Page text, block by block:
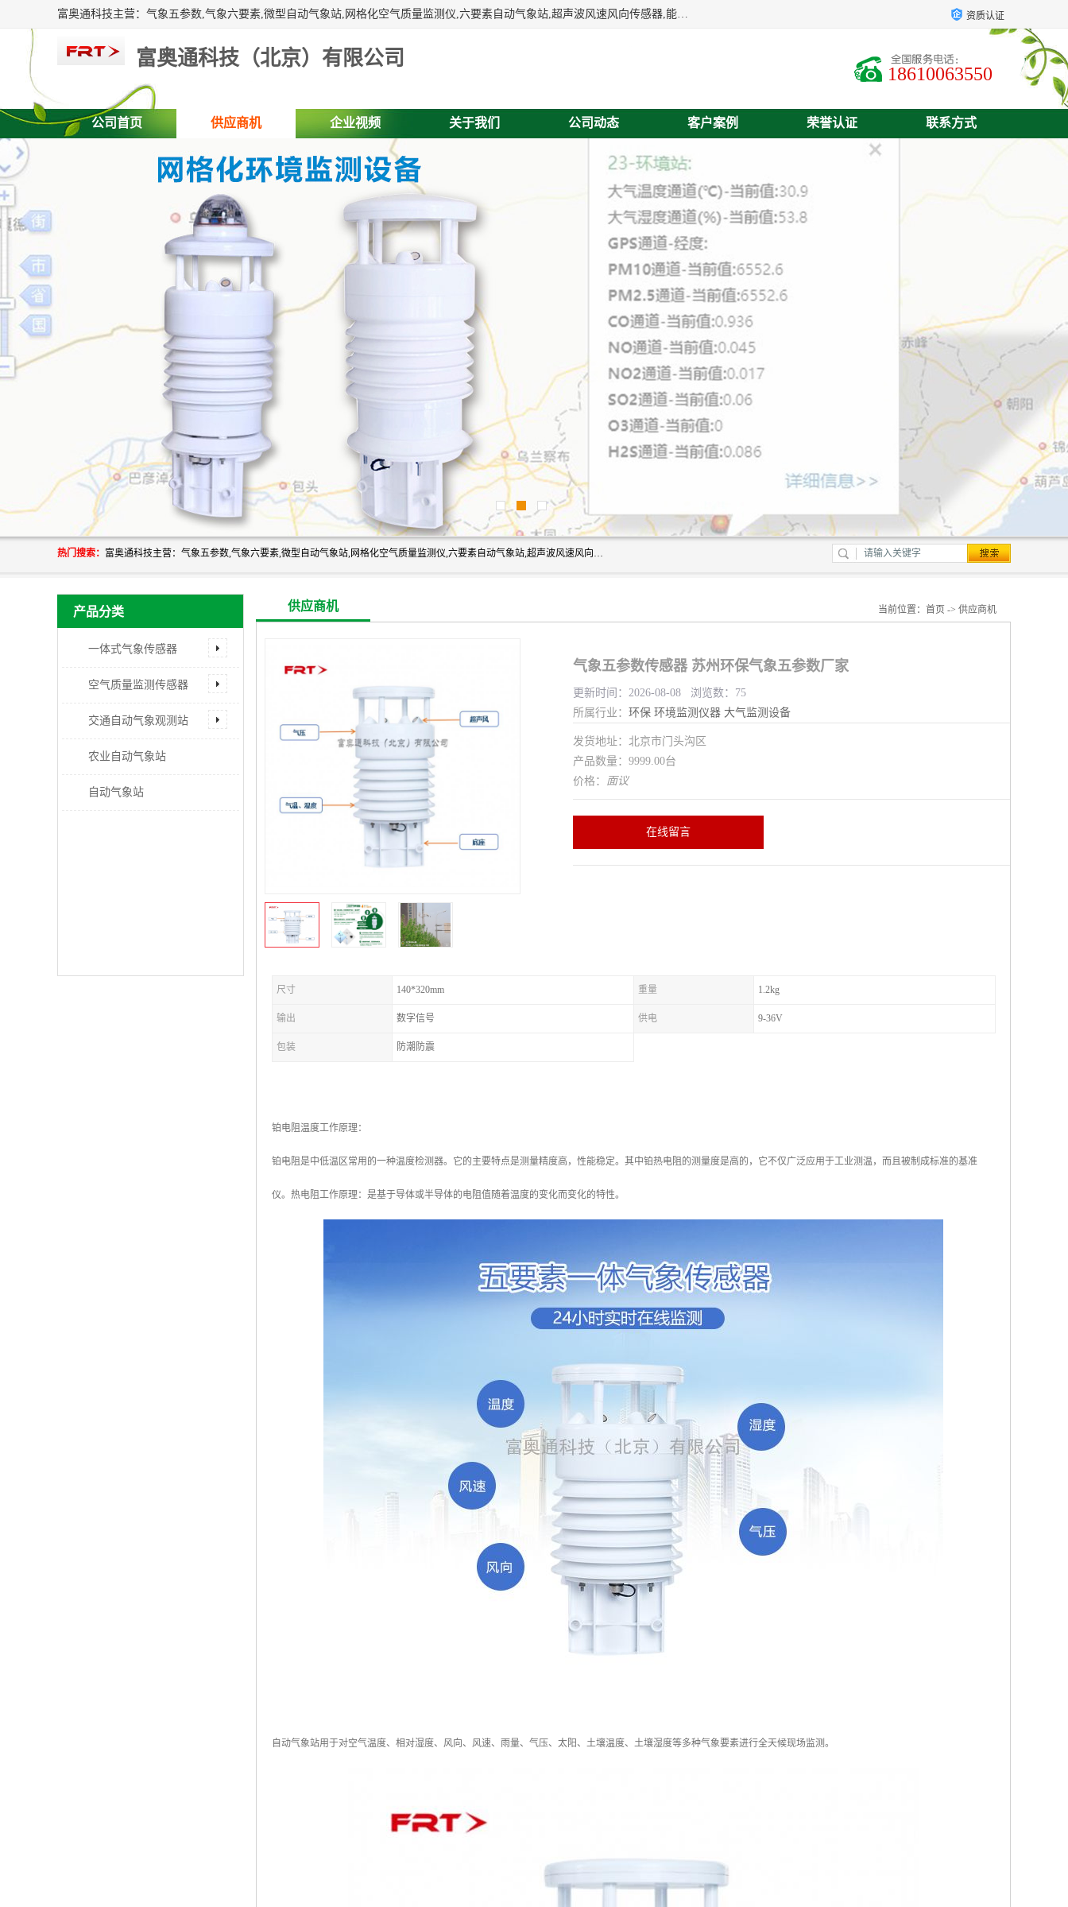
富奥通科技主营：气象五参数,气象六要素,微型自动气象站,网格化空气质量监测仪,六要素自动气象站,超声波风速风向传感器,能见度仪,大气微型站,交通自动气象站,高速路面结冰监测,路面状况传感器等。 资质认证
富奥通科技（北京）有限公司
18610063550
公司首页 供应商机 企业视频 关于我们 公司动态 客户案例 荣誉认证 联系方式
热门搜索： 富奥通科技主营：气象五参数,气象六要素,微型自动气象站,网格化空气质量监测仪,六要素自动气象站,超声波风速风向传感器,能见度仪,大气微型站,交通自动气象站,高速路面结冰监测,路面状况传感器等。
产品分类
一体式气象传感器
空气质量监测传感器
交通自动气象观测站
农业自动气象站
自动气象站
供应商机 当前位置： 首页 -> 供应商机
气象五参数传感器 苏州环保气象五参数厂家
更新时间：2026-08-08 浏览数：75
所属行业： 环保 环境监测仪器 大气监测设备
发货地址：北京市门头沟区
产品数量：9999.00台
价格： 面议
在线留言
尺寸 140*320mm 重量 1.2kg
输出 数字信号 供电 9-36V
包装 防潮防震
铂电阻温度工作原理：
铂电阻是中低温区常用的一种温度检测器。它的主要特点是测量精度高，性能稳定。其中铂热电阻的测量度是高的，它不仅广泛应用于工业测温，而且被制成标准的基准
仪。热电阻工作原理：是基于导体或半导体的电阻值随着温度的变化而变化的特性。
自动气象站用于对空气温度、相对湿度、风向、风速、雨量、气压、太阳、土壤温度、土壤湿度等多种气象要素进行全天候现场监测。